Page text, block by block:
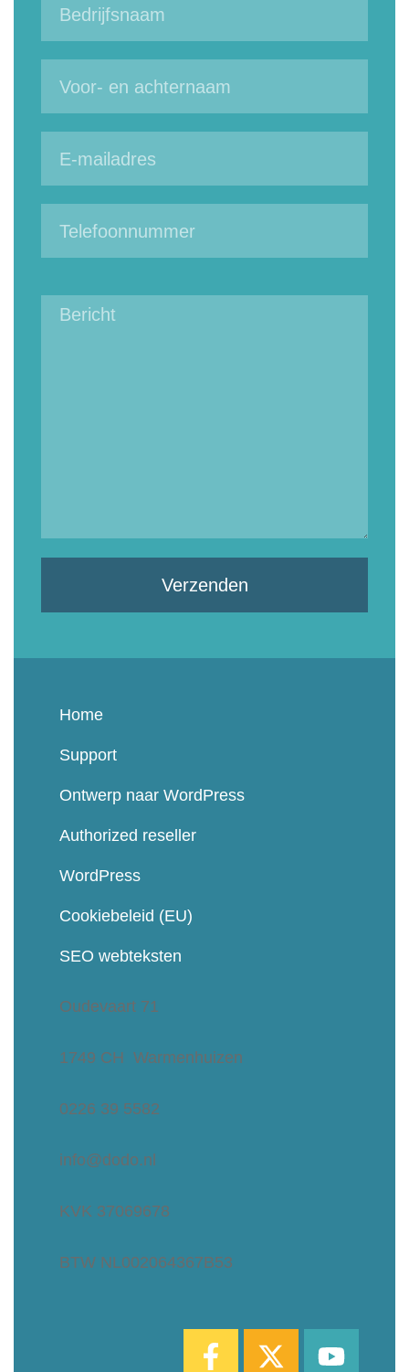
Verzenden
Home
Support
Ontwerp naar WordPress
Authorized reseller
WordPress
Cookiebeleid (EU)
SEO webteksten
Oudevaart 71
1749 CH Warmenhuizen
0226 39 5582
info@dodo.nl
KVK 37069678
BTW NL002064367B53